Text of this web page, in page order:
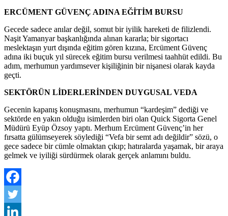
ERCÜMENT GÜVENÇ ADINA EĞİTİM BURSU
Gecede sadece anılar değil, somut bir iyilik hareketi de filizlendi.
Naşit Yamanyar başkanlığında alınan kararla; bir sigortacı
meslektaşın yurt dışında eğitim gören kızına, Ercüment Güvenç
adına iki buçuk yıl sürecek eğitim bursu verilmesi taahhüt edildi. Bu
adım, merhumun yardımsever kişiliğinin bir nişanesi olarak kayda
geçti.
SEKTÖRÜN LİDERLERİNDEN DUYGUSAL VEDA
Gecenin kapanış konuşmasını, merhumun “kardeşim” dediği ve
sektörde en yakın olduğu isimlerden biri olan Quick Sigorta Genel
Müdürü Eyüp Özsoy yaptı. Merhum Ercüment Güvenç’in her
fırsatta gülümseyerek söylediği “Vefa bir semt adı değildir” sözü, o
gece sadece bir cümle olmaktan çıkıp; hatıralarda yaşamak, bir araya
gelmek ve iyiliği sürdürmek olarak gerçek anlamını buldu.